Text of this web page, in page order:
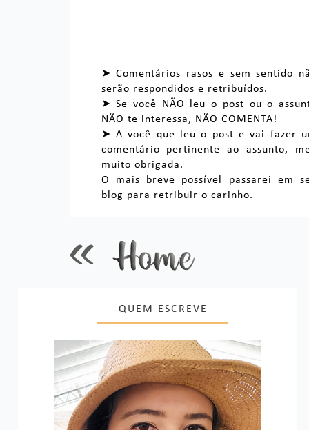
➤ Comentários rasos e sem sentido
serão respondidos e retribuídos.
➤ Se você NÃO leu o post ou o
NÃO te interessa, NÃO COMENTA!
➤ A você que leu o post e vai fazer
comentário pertinente ao assunto,
muito obrigada.
O mais breve possível passarei em
blog para retribuir o carinho.
QUEM ESCREVE